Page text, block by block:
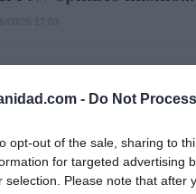
- Do Not
opt-out of the sale, sharing to
for targeted advertising
selection. Please note that after
en bolsa, pese a
tras un trimestre
06/08/26 15:12